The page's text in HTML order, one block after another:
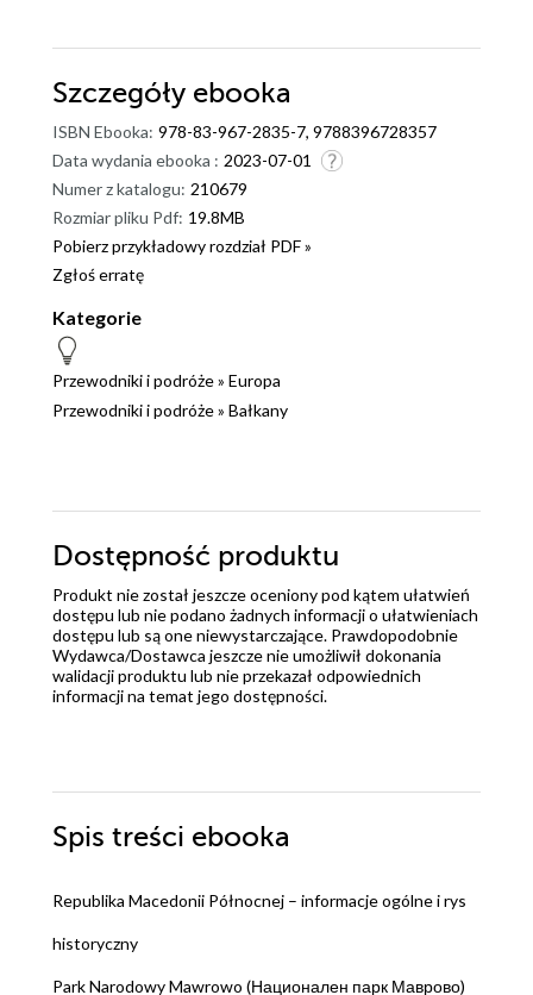
Szczegóły ebooka
ISBN Ebooka: 978-83-967-2835-7, 9788396728357
Data wydania ebooka : 2023-07-01
Numer z katalogu: 210679
Rozmiar pliku Pdf: 19.8MB
Pobierz przykładowy rozdział PDF »
Zgłoś erratę
Kategorie
Przewodniki i podróże» Europa
Przewodniki i podróże» Bałkany
Dostępność produktu
Produkt nie został jeszcze oceniony pod kątem ułatwień
dostępu lub nie podano żadnych informacji o ułatwieniach
dostępu lub są one niewystarczające. Prawdopodobnie
Wydawca/Dostawca jeszcze nie umożliwił dokonania
walidacji produktu lub nie przekazał odpowiednich
informacji na temat jego dostępności.
Spis treści ebooka
Republika Macedonii Północnej – informacje ogólne i rys
historyczny
Park Narodowy Mawrowo (Национален парк Маврово)